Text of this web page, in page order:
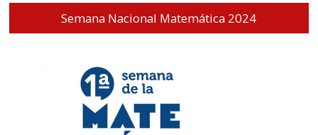
Semana Nacional Matemática 2024